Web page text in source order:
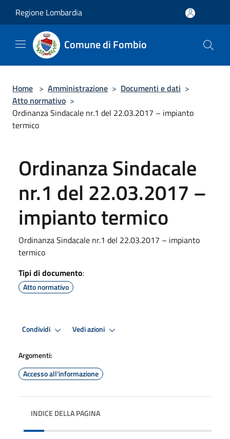
Regione Lombardia
Comune di Fombio
Home > Amministrazione > Documenti e dati >
Atto normativo >
Ordinanza Sindacale nr.1 del 22.03.2017 – impianto
termico
Ordinanza Sindacale
nr.1 del 22.03.2017 –
impianto termico
Ordinanza Sindacale nr.1 del 22.03.2017 – impianto
termico
Tipi di documento:
Atto normativo
Condividi Vedi azioni
Argomenti:
Accesso all'informazione
INDICE DELLA PAGINA